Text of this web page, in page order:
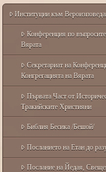
Институции към
Конференция по
Вярата
Секретариат на
Конгрегацията на Вярата
Първата Част от
Тракийските Християни
Библия Бесика /Бешой/
Посланието на Етан до
Послание на Йедая,